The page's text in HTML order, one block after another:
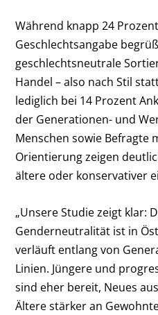
Während knapp 24
Geschlechtsangabe
geschlechtsneutrale
Handel – also nach Stil
lediglich bei 14 Prozent
der Generationen- und
Menschen sowie Befragte
Orientierung zeigen
ältere oder konservativer
„Unsere Studie zeigt klar:
Genderneutralität ist in
verläuft entlang von
Linien. Jüngere und
sind eher bereit, Neues
Ältere stärker an